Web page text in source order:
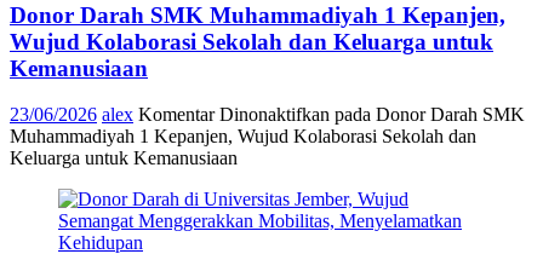
Donor Darah SMK Muhammadiyah 1 Kepanjen,
Wujud Kolaborasi Sekolah dan Keluarga untuk
Kemanusiaan
23/06/2026 alex Komentar Dinonaktifkan pada Donor Darah SMK
Muhammadiyah 1 Kepanjen, Wujud Kolaborasi Sekolah dan
Keluarga untuk Kemanusiaan